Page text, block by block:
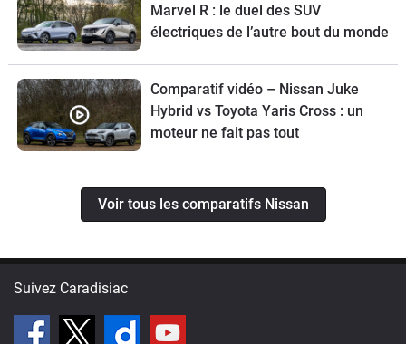
Marvel R : le duel des SUV
électriques de l’autre bout du monde
Comparatif vidéo – Nissan Juke
Hybrid vs Toyota Yaris Cross : un
moteur ne fait pas tout
Voir tous les comparatifs Nissan
Suivez Caradisiac